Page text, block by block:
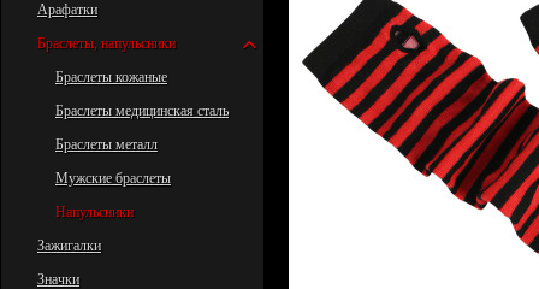
Арафатки
Браслеты, напульсники
Браслеты кожаные
Браслеты медицинская сталь
Браслеты металл
Мужские браслеты
Напульсники
Зажигалки
Значки